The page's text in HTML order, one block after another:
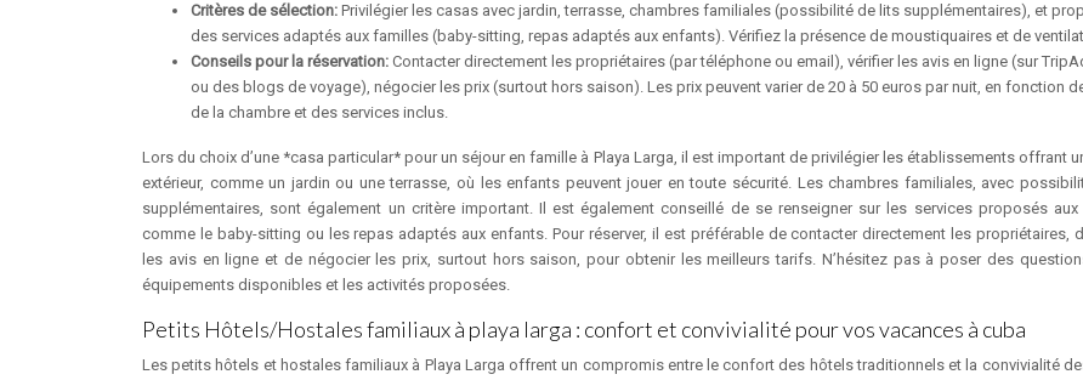
Critères de sélection: Privilégier les casas avec jardin, terrasse, chambres familiales (possibilité de lits supplémentaires), et
des services adaptés aux familles (baby-sitting, repas adaptés aux enfants). Vérifiez la présence de moustiquaires et de
Conseils pour la réservation: Contacter directement les propriétaires (par téléphone ou email), vérifier les avis en ligne (sur
ou des blogs de voyage), négocier les prix (surtout hors saison). Les prix peuvent varier de 20 à 50 euros par nuit, en fonction
de la chambre et des services inclus.
Lors du choix d’une *casa particular* pour un séjour en famille à Playa Larga, il est important de privilégier les établissements offrant
extérieur, comme un jardin ou une terrasse, où les enfants peuvent jouer en toute sécurité. Les chambres familiales, avec
supplémentaires, sont également un critère important. Il est également conseillé de se renseigner sur les services proposés aux
comme le baby-sitting ou les repas adaptés aux enfants. Pour réserver, il est préférable de contacter directement les propriétaires,
les avis en ligne et de négocier les prix, surtout hors saison, pour obtenir les meilleurs tarifs. N’hésitez pas à poser des
équipements disponibles et les activités proposées.
Petits Hôtels/Hostales familiaux à playa larga : confort et convivialité pour vos vacances à cuba
Les petits hôtels et hostales familiaux à Playa Larga offrent un compromis entre le confort des hôtels traditionnels et la convivialité